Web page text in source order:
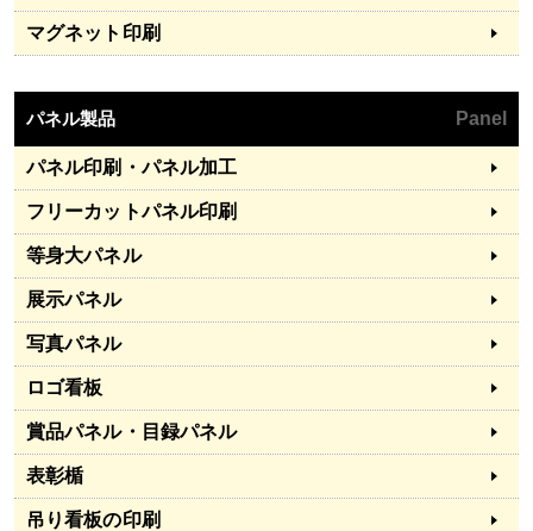
マグネット印刷
パネル製品 Panel
パネル印刷・パネル加工
フリーカットパネル印刷
等身大パネル
展示パネル
写真パネル
ロゴ看板
賞品パネル・目録パネル
表彰楯
吊り看板の印刷